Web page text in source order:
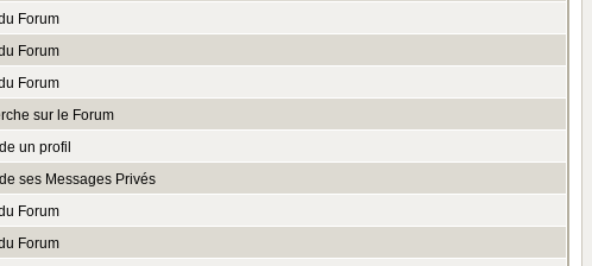
Forum
Forum
Forum
sur le Forum
un profil
ses Messages Privés
Forum
Forum